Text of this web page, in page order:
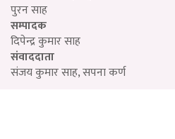
पुरन साह
सम्पादक
दिपेन्द्र कुमार साह
संवाददाता
संजय कुमार साह, सपना कर्ण